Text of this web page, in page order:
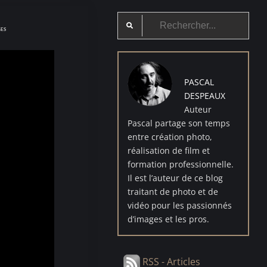
Search
PASCAL
DESPEAUX
Auteur
Pascal partage son temps
entre création photo,
réalisation de film et
formation professionnelle.
Il est l’auteur de ce blog
traitant de photo et de
vidéo pour les passionnés
d’images et les pros.
RSS - Articles